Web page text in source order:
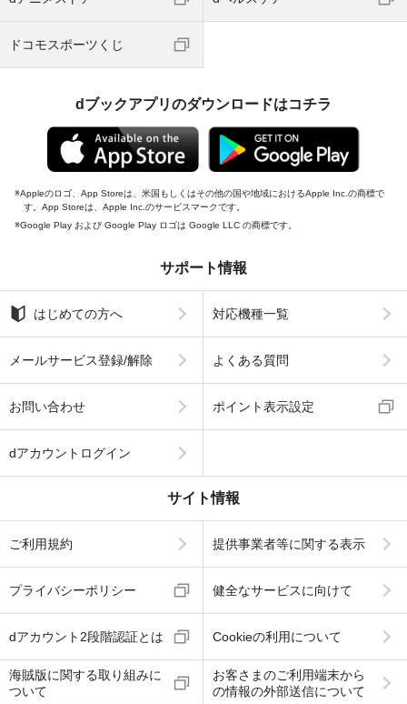
ドコモスポーツくじ
dブックアプリのダウンロードはコチラ
Appleのロゴ、App Storeは、米国もしくはその他の国や地域におけるApple Inc.の商標で
す。App Storeは、Apple Inc.のサービスマークです。
Google Play および Google Play ロゴは Google LLC の商標です。
サポート情報
はじめての方へ 対応機種一覧
メールサービス登録/解除 よくある質問
お問い合わせ ポイント表示設定
dアカウントログイン
サイト情報
ご利用規約 提供事業者等に関する表示
プライバシーポリシー 健全なサービスに向けて
dアカウント2段階認証とは Cookieの利用について
海賊版に関する取り組みに
ついて
お客さまのご利用端末から
の情報の外部送信について